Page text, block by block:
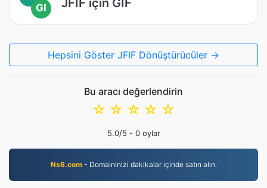
GI
Hepsini Göster JFIF Dönüştürücüler →
Bu aracı değerlendirin
☆
☆
☆
☆
☆
5.0/5 - 0oylar
Ns6.com- Domaininizi dakikalar içinde satın alın.